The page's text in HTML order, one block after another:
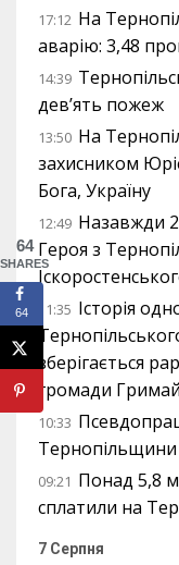
17:12 На
аварію: 3,48
14:39
дев’ять пожеж
13:50 На
захисником
Бога, Україну
12:49 Назавжди
Героя з
11:35 Історія
зберігається
громади
10:33
Тернопільщини
09:21 Понад 5,8
сплатили на
7 Серпня
64
SHARES
64